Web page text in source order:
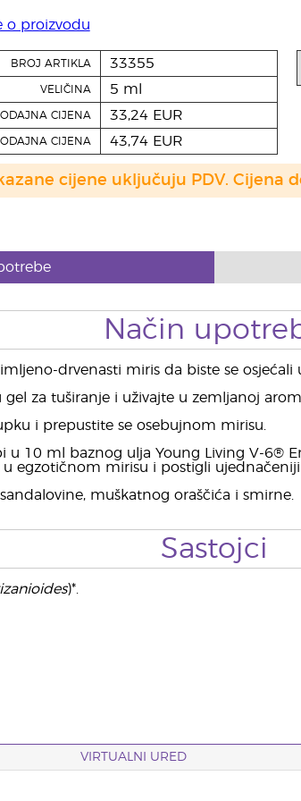
o proizvodu
BROJ ARTIKLA 33355
VELIČINA 5 ml
CIJENA 33,24 EUR
CIJENA 43,74 EUR
cijene uključuju PDV. Cijena
Način
drvenasti miris da biste se osjećali
za tuširanje i uživajte u zemljanoj
i prepustite se osebujnom mirisu.
u 10 ml baznog ulja Young Living V-6®
egzotičnom mirisu i postigli ujednačeniji
muškatnog oraščića i smirne.
Sastojci
)*.
VIRTUALNI URED